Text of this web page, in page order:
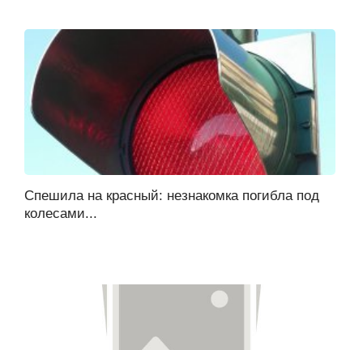
Спешила на красный: незнакомка погибла под
колесами...